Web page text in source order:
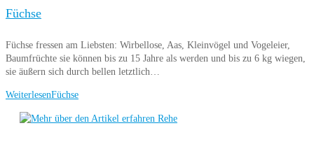
Füchse
Füchse fressen am Liebsten: Wirbellose, Aas, Kleinvögel und Vogeleier,
Baumfrüchte sie können bis zu 15 Jahre als werden und bis zu 6 kg wiegen,
sie äußern sich durch bellen letztlich…
WeiterlesenFüchse